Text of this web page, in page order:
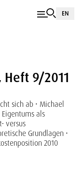
EN
Heft 9/2011
sich ab • Michael
als
versus
Grundlagen •
2010